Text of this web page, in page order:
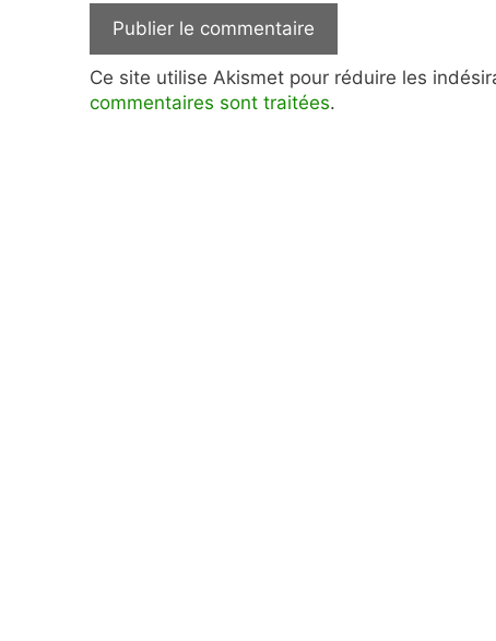
Ce site utilise Akismet pour réduire les
commentaires sont traitées.